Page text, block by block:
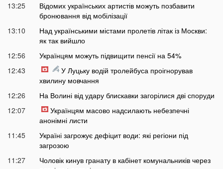
13:25
Відомих українських артистів можуть позбавити
бронювання від мобілізації
13:10
Над українськими містами пролетів літак із Москви:
як так вийшло
12:56
Українцям можуть підвищити пенсії на 54%
12:43
У Луцьку водій тролейбуса проігнорував
хвилину мовчання
12:26
На Волині від удару блискавки загорілися дві споруди
12:07
Українцям масово надсилають небезпечні
анонімні листи
11:45
Україні загрожує дефіцит води: які регіони під
загрозою
11:27
Чоловік кинув гранату в кабінет комунальників через